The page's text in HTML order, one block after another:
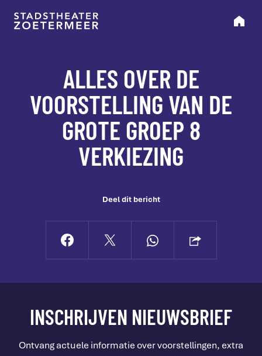
ALLES OVER DE
VOORSTELLING VAN DE
GROTE GROEP 8
VERKIEZING
Deel dit bericht
INSCHRIJVEN NIEUWSBRIEF
Ontvang actuele informatie over voorstellingen, extra